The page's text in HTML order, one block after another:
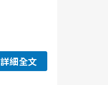
詳細全文